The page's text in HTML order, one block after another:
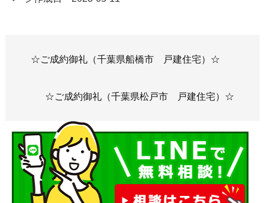
☆ご成約御礼（千葉県船橋市 戸建住宅）☆
☆ご成約御礼（千葉県松戸市 戸建住宅）☆